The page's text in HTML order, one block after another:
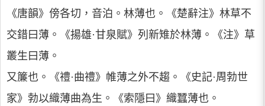
《唐韻》傍各切，音泊。林薄也。《楚辭注》林草不
交錯曰薄。《揚雄·甘泉賦》列新雉於林薄。《注》草
叢生曰薄。
又簾也。《禮·曲禮》帷薄之外不趨。《史記·周勃世
家》勃以織薄曲為生。《索隱曰》織蠶薄也。